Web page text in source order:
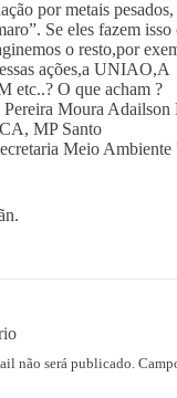
por metais pesados,
Se eles fazem isso
o resto,por
ações,a UNIAO,A
etc..? O que acham ?
Moura Adailson
MP Santo
Meio Ambiente
não será publicado.